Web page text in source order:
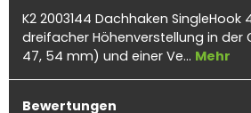
K2 2003144 Dachhaken SingleHook
dreifacher Höhenverstellung in der
47, 54 mm) und einer Ve… Mehr
Bewertungen